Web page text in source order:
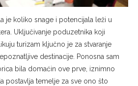
je koliko snage i potencijala leži u
Uključivanje poduzetnika koji
turizam ključno je za stvaranje
destinacije. Ponosna sam
bila domaćin ove prve, iznimno
postavlja temelje za sve ono što